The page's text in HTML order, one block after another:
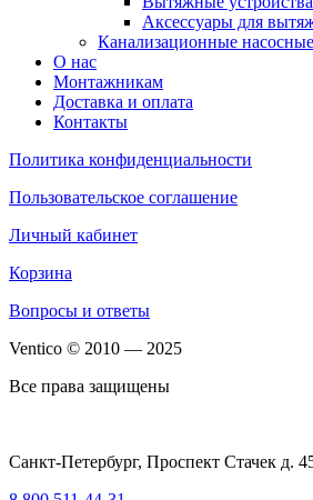
Аксессуары для
Канализационные
О нас
Монтажникам
Доставка и оплата
Контакты
Политика конфиденциальности
Пользовательское соглашение
Личный кабинет
Корзина
Вопросы и ответы
Ventico © 2010 — 2025
Все права защищены
Санкт-Петербург, Проспект Стачек д.